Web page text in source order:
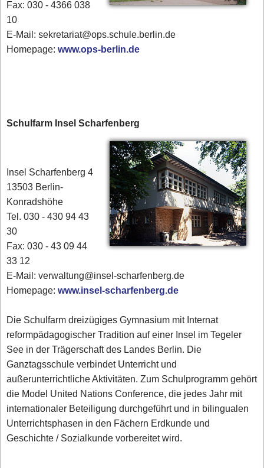
Fax: 030 - 4366 038
10
E-Mail: sekretariat@ops.schule.berlin.de
Homepage:www.ops-berlin.de
Schulfarm Insel Scharfenberg
Insel Scharfenberg 4
13503 Berlin-
Konradshöhe
Tel. 030 - 430 94 43
30
Fax: 030 - 43 09 44
33 12
E-Mail: verwaltung@insel-scharfenberg.de
Homepage:www.insel-scharfenberg.de
Die Schulfarm dreizügiges Gymnasium mit Internat
reformpädagogischer Tradition auf einer Insel im Tegeler
See in der Trägerschaft des Landes Berlin. Die
Ganztagsschule verbindet Unterricht und
außerunterrichtliche Aktivitäten. Zum Schulprogramm gehört
die Model United Nations Conference, die jedes Jahr mit
internationaler Beteiligung durchgeführt und in bilingualen
Unterrichtsphasen in den Fächern Erdkunde und
Geschichte / Sozialkunde vorbereitet wird.